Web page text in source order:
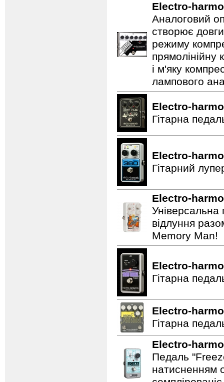
Electro-
Аналоговий
створює
режиму
прямолінійну
і м'яку
лампового
Electro-
Гітарна
Electro-
Гітарний
Electro-
Універсальна
відлуння
Memory Man!
Electro-
Гітарна
Electro-
Гітарна
Electro-
Педаль
натисненням